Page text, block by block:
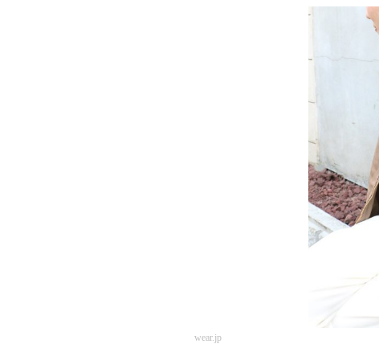
wear.jp